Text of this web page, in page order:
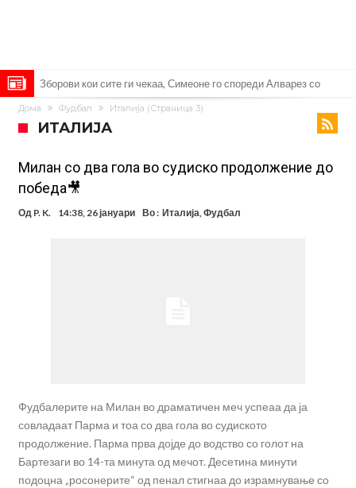
Реал Мадрид ја прекинува потрагата по нов играч за врска
Мекгрегор успешно опериран: Коленото е средено, се враќам
Ханси Флик не жали долго за Араухо, туку брзо најде замена во
англиската Премиер лига
Играч на Барселона бесен го напушти тренингот по
срцепарателните зборови на Флик
Кам-бек на терен за Мудрик по над 600 дена, но веднаш
заМИнува на позајмица!?
Џејк Пол започнува голем напад на УФЦ
Дома Фудбал Италија (Страница 3)
ИТАЛИЈА
Милан со два гола во судиско продолжение до
победа🎥
Од P. K. 14:38, 26 јануари Во : Италија Фудбал
Фудбалерите на Милан во драматичен меч успеаа да ја
совладаат Парма и тоа со два гола во судиското
продолжение. Парма прва дојде до водство со голот на
Бартезаги во 14-та минута од мечот. Десетина минути
подоцна „росонерите“ од пенал стигнаа до израмнување со